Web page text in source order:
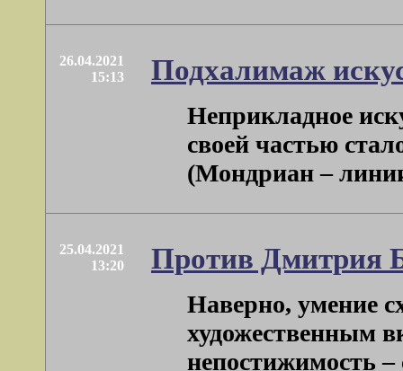
26.04.2021
15:13
Подхалимаж
Неприкладное
своей частью
(Мондриан –
25.04.2021
13:20
Против Дмитрия
Наверно, умение
художественным
непостижимость –